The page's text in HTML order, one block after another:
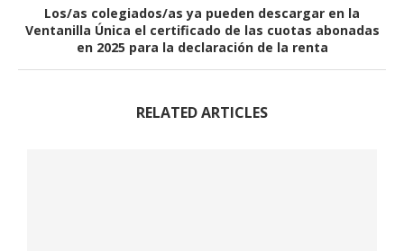
Los/as colegiados/as ya pueden descargar en la
Ventanilla Única el certificado de las cuotas abonadas
en 2025 para la declaración de la renta
RELATED ARTICLES